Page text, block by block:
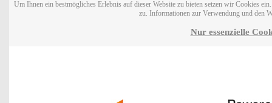
Um Ihnen ein bestmögliches Erlebnis auf dieser Website zu bieten setzen wir Cookies
zu. Informationen zur Verwendung und den
Nur essenzielle